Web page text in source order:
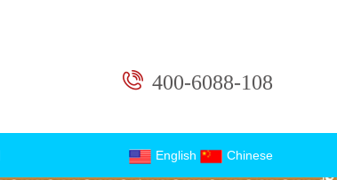
400-6088-108
English Chinese